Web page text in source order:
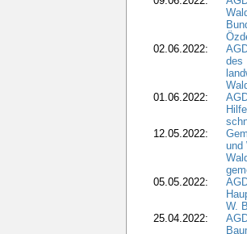
02.06.2022:
des
01.06.2022:
12.05.2022:
und
05.05.2022:
W.
25.04.2022: